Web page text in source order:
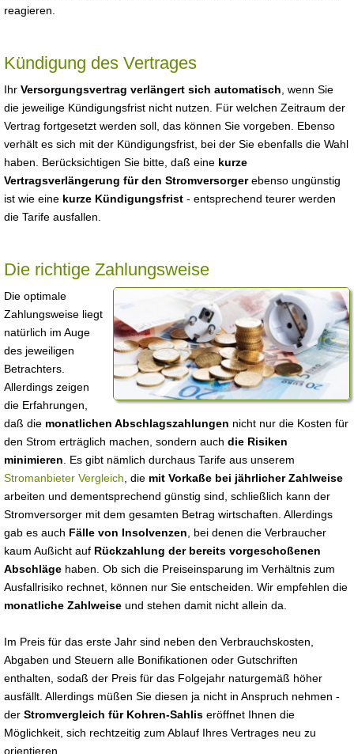
reagieren.
Kündigung des Vertrages
Ihr Versorgungsvertrag verlängert sich automatisch , wenn Sie
die jeweilige Kündigungsfrist nicht nutzen. Für welchen Zeitraum der
Vertrag fortgesetzt werden soll, das können Sie vorgeben. Ebenso
verhält es sich mit der Kündigungsfrist, bei der Sie ebenfalls die Wahl
haben. Berücksichtigen Sie bitte, daß eine kurze
Vertragsverlängerung für den Stromversorgerebenso ungünstig
ist wie eine kurze Kündigungsfrist - entsprechend teurer werden
die Tarife ausfallen.
Die richtige Zahlungsweise
Die optimale
Zahlungsweise liegt
natürlich im Auge
des jeweiligen
Betrachters.
Allerdings zeigen
die Erfahrungen,
daß die monatlichen Abschlagszahlungen nicht nur die Kosten für
den Strom erträglich machen, sondern auch die Risiken
minimieren . Es gibt nämlich durchaus Tarife aus unserem
Stromanbieter Vergleich , die mit Vorkaße bei jährlicher Zahlweise
arbeiten und dementsprechend günstig sind, schließlich kann der
Stromversorger mit dem gesamten Betrag wirtschaften. Allerdings
gab es auch Fälle von Insolvenzen , bei denen die Verbraucher
kaum Außicht auf Rückzahlung der bereits vorgeschoßenen
Abschläge haben. Ob sich die Preiseinsparung im Verhältnis zum
Ausfallrisiko rechnet, können nur Sie entscheiden. Wir empfehlen die
monatliche Zahlweise und stehen damit nicht allein da.
Im Preis für das erste Jahr sind neben den Verbrauchskosten,
Abgaben und Steuern alle Bonifikationen oder Gutschriften
enthalten, sodaß der Preis für das Folgejahr naturgemäß höher
ausfällt. Allerdings müßen Sie diesen ja nicht in Anspruch nehmen -
der Stromvergleich für Kohren-Sahlis eröffnet Ihnen die
Möglichkeit, sich rechtzeitig zum Ablauf Ihres Vertrages neu zu
orientieren.